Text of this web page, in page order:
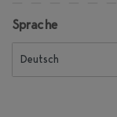
Sprache